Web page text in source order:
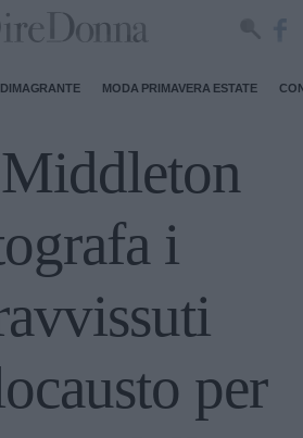
MODA PRIMAVERA ESTATE
i
per